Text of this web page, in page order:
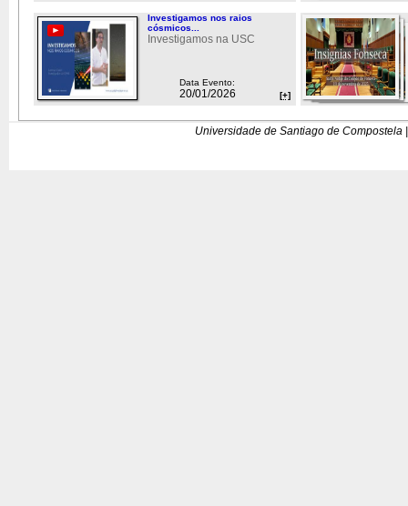
Investigamos nos raios
cósmicos...
Investigamos na USC
Data Evento:
20/01/2026 [+]
Universidade de Santiago de